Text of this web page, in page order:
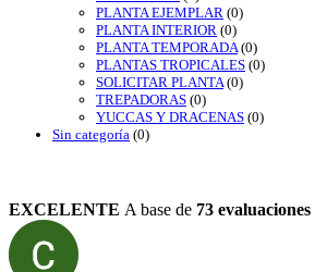
PLANTA EJEMPLAR (0)
PLANTA INTERIOR (0)
PLANTA TEMPORADA(0)
PLANTAS TROPICALES (0)
SOLICITAR PLANTA(0)
TREPADORAS (0)
YUCCAS Y DRACENAS (0)
Sin categoría (0)
EXCELENTE A base de 73 evaluaciones